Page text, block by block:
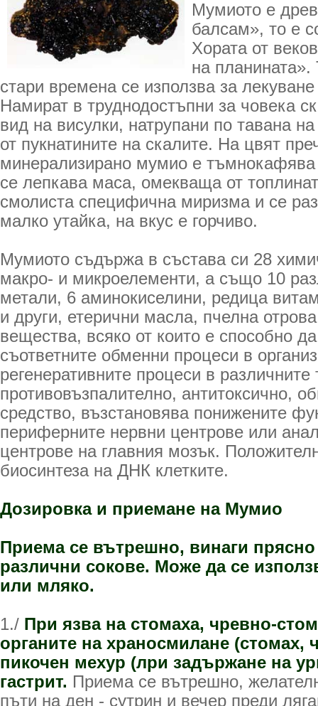
Мумиото е
балсам», то е
Хората от
на
стари времена се използва за
Намират в труднодостъпни за човека
вид на висулки, натрупани по тавана
от пукнатините на скалите. На цвят
минерализирано мумио е тъмнокафява
се лепкава маса, омекваща от
смолиста специфична миризма и се
малко утайка, на вкус е горчиво.
Мумиото съдържа в състава си 28
макро- и микроелементи, а също 10
метали, 6 аминокиселини, редица
и други, етерични масла, пчелна
вещества, всяко от които е способно
съответните обменни процеси в
регенеративните процеси в различните
противовъзпалително, антитоксично,
средство, възстановява понижените
периферните нервни центрове или
центрове на главния мозък.
биосинтеза на ДНК клетките.
Дозировка и приемане на Мумио
Приема се вътрешно, винаги прясно
различни сокове. Може да се
или мляко.
1./ При язва на стомаха, чревно-
органите на храносмилане (стомах,
пикочен мехур (лри задържане на
гастрит. Приема се вътрешно,
пъти на ден - сутрин и вечер преди